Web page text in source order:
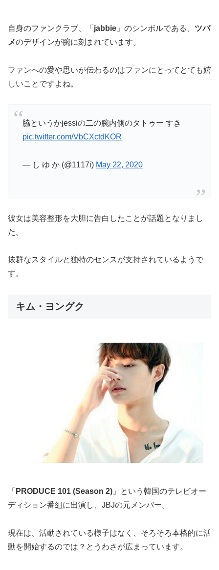
自身のファンクラブ、「 jabbie 」のシンボルである、 ツバ
メのデザインが腕に刻まれています。
ファンへの愛や思いが伝わるのはファンにとってとても嬉
しいことですよね。
脇というかjessiの二の腕内側のタトゥー すき
pic.twitter.com/VbCXctdKOR
— し ゆ か (@1117i) May 22, 2020
彼女は美容整形を大胆に告白したことが話題となりまし
た。
抜群なスタイルと独特のセンスが支持されているようで
す。
キム・ヨングク
「 PRODUCE 101 (Season 2) 」という韓国のテレビオー
ディション番組に出演し、JBJの元メンバー。
現在は、活動されている様子はなく、そろそろ本格的に活
動を開始するのでは？とうわさが広まっています。